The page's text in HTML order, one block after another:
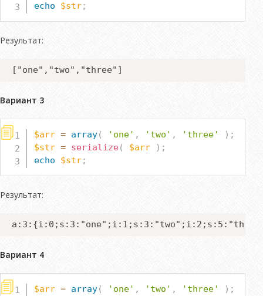
echo
$str;
Результат:
["one","two","three"]
Вариант 3
$arr = array( 'one' , 'two' , 'three' ) ;
$str = serialize( $arr ) ;
echo
$str;
Результат:
Вариант 4
$arr = array( 'one' , 'two' , 'three' ) ;